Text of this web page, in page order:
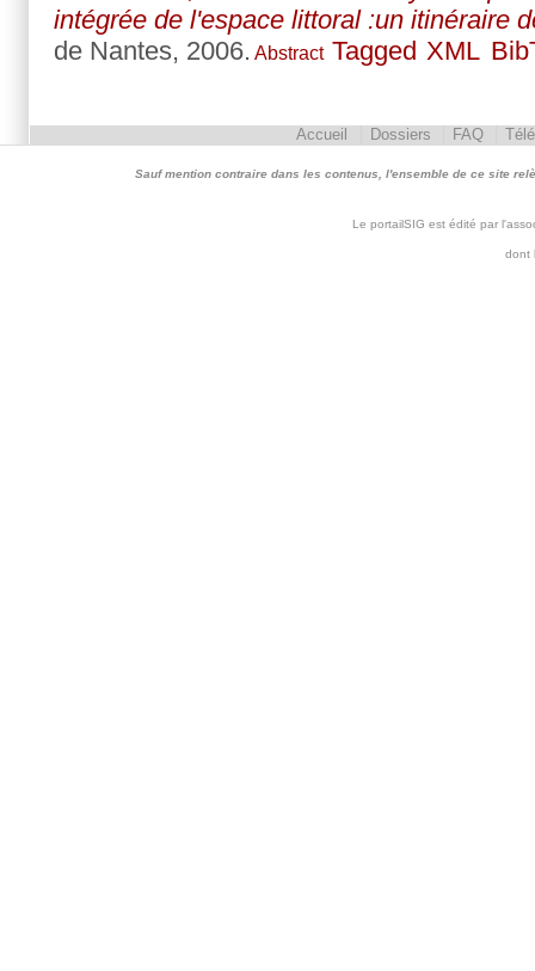
intégrée de l'espace littoral :un itinéraire
de Nantes, 2006. Abstract Tagged XML
Accueil Dossiers FAQ
Sauf mention contraire dans les contenus, l'ensemble de ce site
Le portailSIG est édité par
dont